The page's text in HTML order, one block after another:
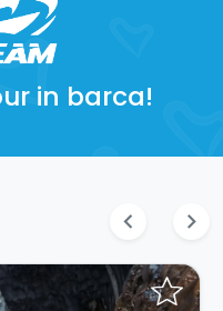
in barca!
chevron_left chevron_right